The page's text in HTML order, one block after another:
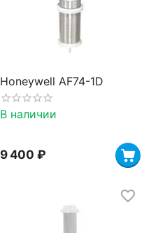
Honeywell AF74-1D
В наличии
9 400 ₽